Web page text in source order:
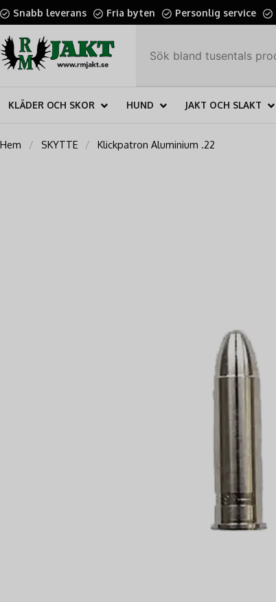
Snabb leverans Fria byten Personlig service
KLÄDER OCH SKOR HUND JAKT OCH SLAKT
Hem SKYTTE Klickpatron Aluminium .22